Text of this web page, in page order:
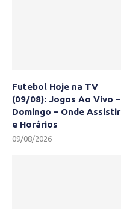
Futebol Hoje na TV
(09/08): Jogos Ao Vivo –
Domingo – Onde Assistir
e Horários
09/08/2026